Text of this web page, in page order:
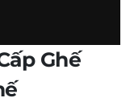
Ghế